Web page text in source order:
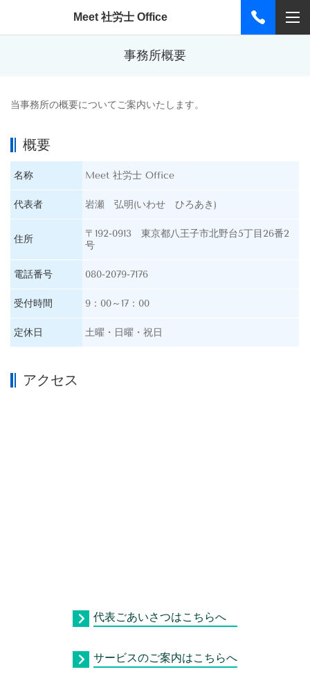
Meet 社労士 Office
事務所概要
当事務所の概要についてご案内いたします。
概要
名称 Meet 社労士 Office
代表者 岩瀬 弘明(いわせ ひろあき)
住所
〒192-0913 東京都八王子市北野台5丁目26番2
号
電話番号 080-2079-7176
受付時間 9：00～17：00
定休日 土曜・日曜・祝日
アクセス
代表ごあいさつはこちらへ
サービスのご案内はこちらへ